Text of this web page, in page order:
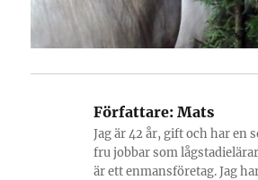
Författare: Mats
Jag är 42 år, gift och har en
fru jobbar som
är ett enmansföretag. Jag